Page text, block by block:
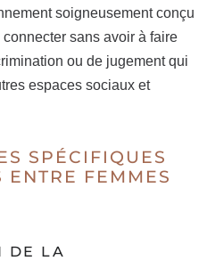
soigneusement conçu
sans avoir à faire
ou de jugement qui
espaces sociaux et
SPÉCIFIQUES
ENTRE FEMMES
DE LA